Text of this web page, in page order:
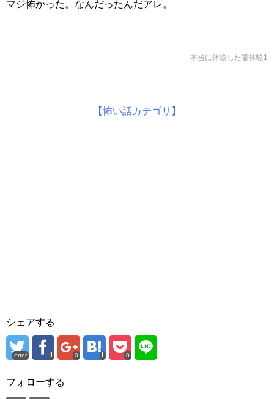
マジ怖かった。なんだったんだアレ。
本当に体験した霊体験1
【怖い話カテゴリ】
シェアする
error 0 0
フォローする